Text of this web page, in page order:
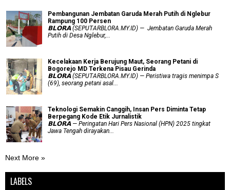
Pembangunan Jembatan Garuda Merah Putih di Nglebur
Rampung 100 Persen
𝗕𝗟𝗢𝗥𝗔 (SEPUTARBLORA.MY.ID) — Jembatan Garuda Merah
Putih di Desa Nglebur,...
Kecelakaan Kerja Berujung Maut, Seorang Petani di
Bogorejo MD Terkena Pisau Gerinda
𝗕𝗟𝗢𝗥𝗔 (SEPUTARBLORA.MY.ID) — Peristiwa tragis menimpa S
(69), seorang petani asal...
Teknologi Semakin Canggih, Insan Pers Diminta Tetap
Berpegang Kode Etik Jurnalistik
𝗕𝗟𝗢𝗥𝗔 — Peringatan Hari Pers Nasional (HPN) 2025 tingkat
Jawa Tengah dirayakan...
Next More »
LABELS